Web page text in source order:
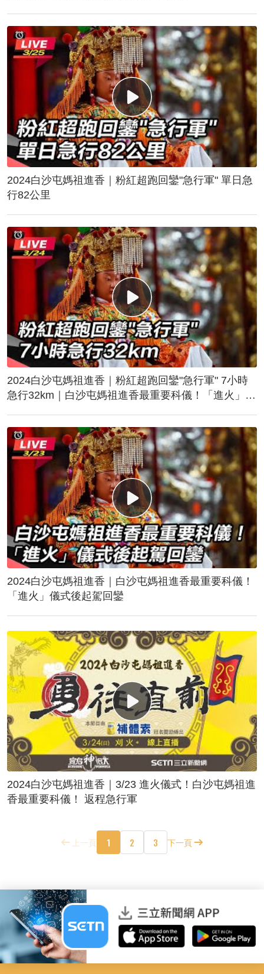
2024白沙屯媽祖進香｜粉紅超跑回鑾"急行軍" 單日急
行82公里
2024白沙屯媽祖進香｜粉紅超跑回鑾"急行軍" 7小時
急行32km｜白沙屯媽祖進香最重要科儀！「進火」儀
2024白沙屯媽祖進香｜白沙屯媽祖進香最重要科儀！
「進火」儀式後起駕回鑾
2024白沙屯媽祖進香｜3/23 進火儀式！白沙屯媽祖進
香最重要科儀！ 返程急行軍
上一頁 1 2 3 下一頁